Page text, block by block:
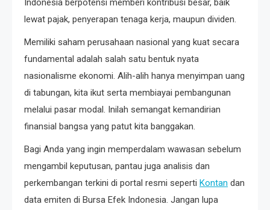
Indonesia berpotensi memberi kontribusi besar, baik
lewat pajak, penyerapan tenaga kerja, maupun dividen.
Memiliki saham perusahaan nasional yang kuat secara
fundamental adalah salah satu bentuk nyata
nasionalisme ekonomi. Alih-alih hanya menyimpan uang
di tabungan, kita ikut serta membiayai pembangunan
melalui pasar modal. Inilah semangat kemandirian
finansial bangsa yang patut kita banggakan.
Bagi Anda yang ingin memperdalam wawasan sebelum
mengambil keputusan, pantau juga analisis dan
perkembangan terkini di portal resmi seperti Kontan dan
data emiten di Bursa Efek Indonesia. Jangan lupa